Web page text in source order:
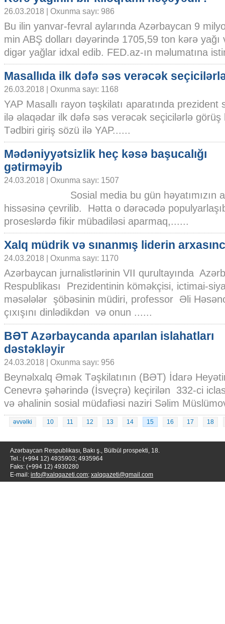
26.03.2018 | Oxunma sayı: 986
Bu ilin yanvar-fevral aylarında Azərbaycan 9
min ABŞ dolları dəyərində 1705,59 ton kərə yağı
digər yağlar idxal edib. FED.az-ın məlumatına
Masallıda ilk dəfə səs verəcək
26.03.2018 | Oxunma sayı: 1168
YAP Masallı rayon təşkilatı aparatında prezident
ilə əlaqədar ilk dəfə səs verəcək seçicilərlə görüş
Tədbiri giriş sözü ilə YAP......
Mədəniyyətsizlik heç kəsə başucalığı
gətirməyib
24.03.2018 | Oxunma sayı: 1507
Sosial media bu gün həyatımızın
hissəsinə çevrilib. Hətta o dərəcədə
proseslərdə fikir mübadiləsi aparmaq,......
Xalq müdrik və sınanmış liderin
24.03.2018 | Oxunma sayı: 1170
Azərbaycan jurnalistlərinin VII qurultayında
Respublikası Prezidentinin köməkçisi, ictimai-
məsələlər şöbəsinin müdiri, professor Əli
çıxışını dinlədikdən və onun ......
BƏT Azərbaycanda aparılan islahatları
dəstəkləyir
24.03.2018 | Oxunma sayı: 956
Beynəlxalq Əmək Təşkilatının (BƏT) İdarə
Cenevrə şəhərində (İsveçrə) keçirilən 332-ci
və əhalinin sosial müdafiəsi naziri Səlim
əvvəlki 10 11 12 13 14 15 16 17 18
Azərbaycan Respublikası, Bakı ş., Bülbül prospekti, 18.
Tel.: (+994 12) 4935903; 4935964
Faks: (+994 12) 4930280
E-mail: info@xalqqazeti.com; xalqqazeti@gmail.com